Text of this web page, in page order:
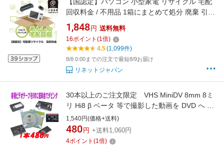
【国認定】パソコン 小型家電 リサイクル 宅配
回収料金 / 不用品 1箱にまとめて処分 廃棄 引き
取り 買い替え / スマートウォッチ ワイヤレスイ
ヤホン イヤホン タブレット プリンター キーボ
ード 電子レンジ ドライヤー 空気清浄機 扇風機
ハンディファン 除湿器 スピーカー
1,848 円 送料無料
16ポイント (1倍)
4.5(1,099件)
8/8 0:00までの注文で最短8/9お届け
リネットジャパン
30本以上のご注文限定 VHS MiniDV 8mm 8ミ
リ Hi8 β ベータ 等で撮影した動画を DVD へ ダ
ビング ビデオテープ
1,540円(価格+送料)
480 円 +送料1,060円
4ポイント (1倍)